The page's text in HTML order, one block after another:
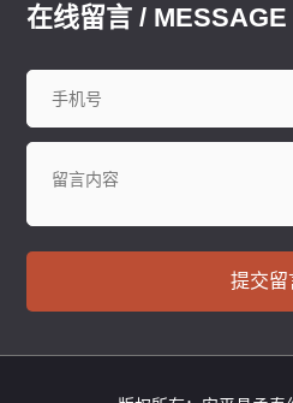
在线留言 / MESSAGE
提交留